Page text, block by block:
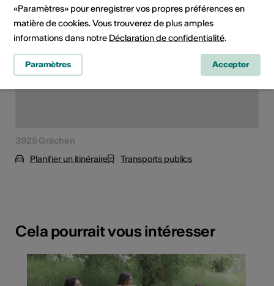
3925 Grächen
Planifier un itinéraire
Transports publics
Cela pourrait vous intéresser
«Paramètres» pour enregistrer vos propres préférences en
matière de cookies. Vous trouverez de plus amples
informations dans notre Déclaration de confidentialité.
Paramètres Accepter